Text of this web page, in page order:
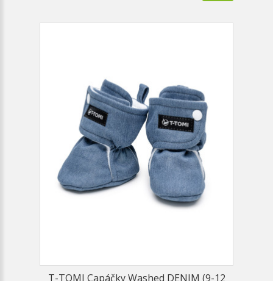
T-TOMI Capáčky Washed DENIM (9-12